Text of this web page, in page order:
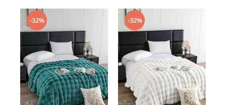
-32% -32%